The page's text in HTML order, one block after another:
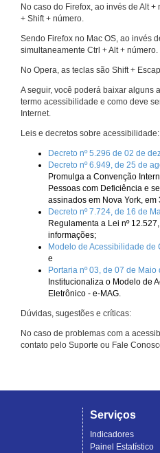
No caso do Firefox, ao invés de Alt
+ Shift + número.
Sendo Firefox no Mac OS, ao invés
simultaneamente Ctrl + Alt + número.
No Opera, as teclas são Shift +
A seguir, você poderá baixar alguns
termo acessibilidade e como deve
Internet.
Leis e decretos sobre acessibilidade:
Decreto nº 5.296 de 02 de
Decreto nº 6.949, de 25 de
Promulga a Convenção
Pessoas com Deficiência e
assinados em Nova York,
Decreto nº 7.724, de 16 de
Regulamenta a Lei nº
informações;
Modelo de Acessibilidade de
e
Portaria nº 03, de 07 de Maio
Institucionaliza o Modelo de
Eletrônico - e-MAG.
Dúvidas, sugestões e críticas:
No caso de problemas com a
contato pelo Suporte ou Fale
Serviços
Indicadores
Painel Estatístico